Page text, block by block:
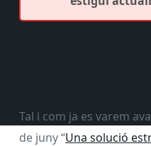
Tal i com ja es varem
de juny “Una solució